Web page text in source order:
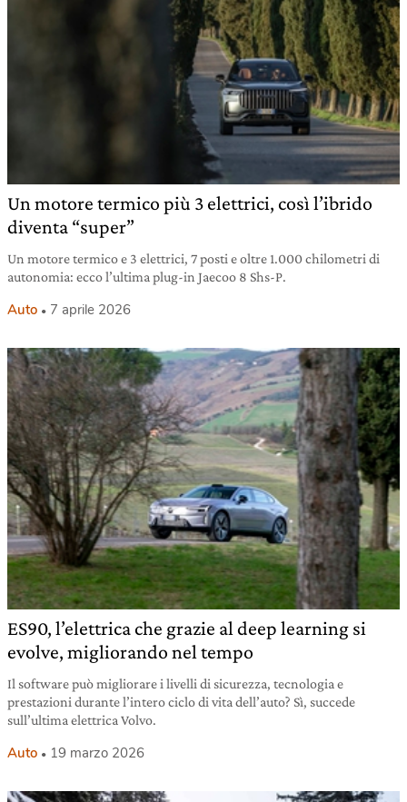
Un motore termico più 3 elettrici, così l’ibrido
diventa “super”
Un motore termico e 3 elettrici, 7 posti e oltre 1.000 chilometri di
autonomia: ecco l’ultima plug-in Jaecoo 8 Shs-P.
Auto 7 aprile 2026
ES90, l’elettrica che grazie al deep learning si
evolve, migliorando nel tempo
Il software può migliorare i livelli di sicurezza, tecnologia e
prestazioni durante l’intero ciclo di vita dell’auto? Sì, succede
sull’ultima elettrica Volvo.
Auto 19 marzo 2026